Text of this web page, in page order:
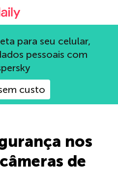
oficial da Kaspersky
para seu celular,
pessoais com
custo
nos
de